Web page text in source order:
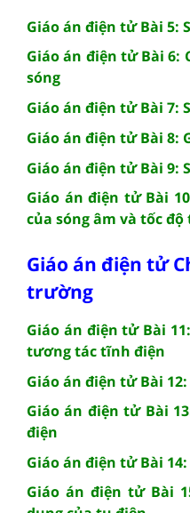
Giáo án điện tử Bài 5:
Giáo án điện tử Bài 6:
sóng
Giáo án điện tử Bài 7:
Giáo án điện tử Bài 8:
Giáo án điện tử Bài 9:
Giáo án điện tử Bài
của sóng âm và tốc
Giáo án điện tử
trường
Giáo án điện tử Bài
tương tác tĩnh điện
Giáo án điện tử Bài
Giáo án điện tử Bài
điện
Giáo án điện tử Bài
Giáo án điện tử Bài